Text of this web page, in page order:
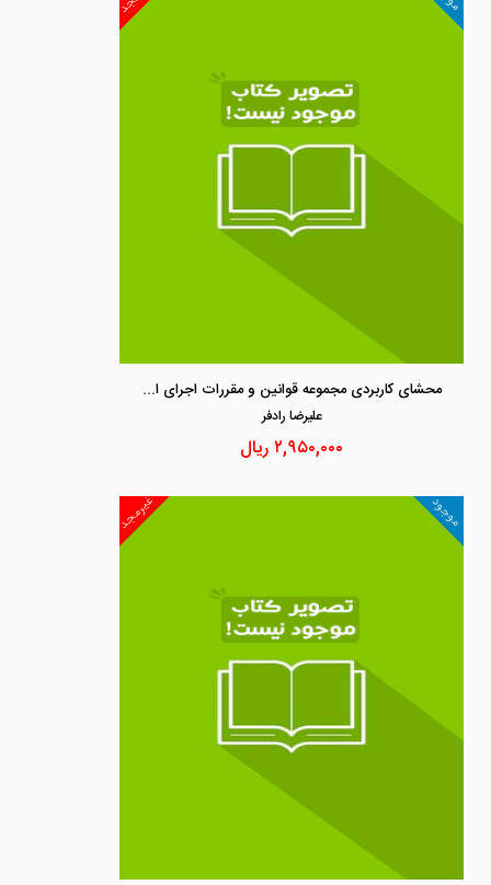
محشای کاربردی مجموعه قوانین و مقررات اجرای احکام مدنی و کیفری
عليرضا رادفر
۲,۹۵۰,۰۰۰ریال
غیرمجد موجود